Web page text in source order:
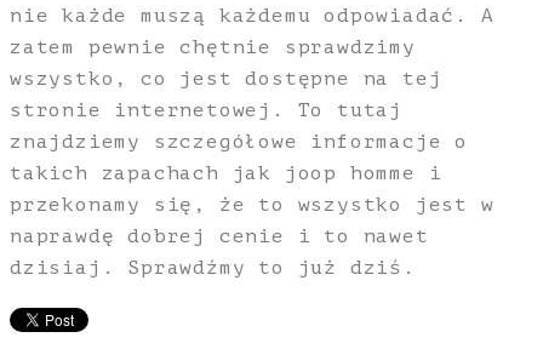
nie każde muszą każdemu odpowiadać. A
zatem pewnie chętnie sprawdzimy
wszystko, co jest dostępne na tej
stronie internetowej. To tutaj
znajdziemy szczegółowe informacje o
takich zapachach jak joop homme i
przekonamy się, że to wszystko jest w
naprawdę dobrej cenie i to nawet
dzisiaj. Sprawdźmy to już dziś.